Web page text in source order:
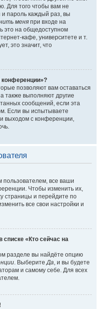
Для того чтобы вам не
и пароль каждый раз, вы
меня при входе на
это на общедоступном
кафе, университете и т.
это значит, что
позволяют вам оставаться
также выполняют другие
сообщений, если эта
Если вы испытываете
выходом с конференции,
пользователем, все ваши
Чтобы изменить их,
страницы и перейдите по
все свои настройки и
списке «Кто сейчас на
разделе вы найдёте опцию
. ВыберитеДа, и вы будете
и самому себе. Для всех